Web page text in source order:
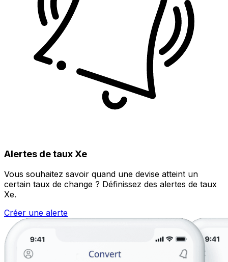
Alertes de taux Xe
Vous souhaitez savoir quand une devise atteint un
certain taux de change ? Définissez des alertes de taux
Xe.
Créer une alerte